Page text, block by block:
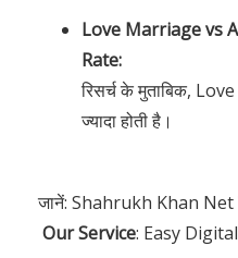
Love Marriage vs
Rate:
रिसर्च के मुताबिक,
ज्यादा होती है।
जानें: Shahrukh Khan Net
Our Service: Easy